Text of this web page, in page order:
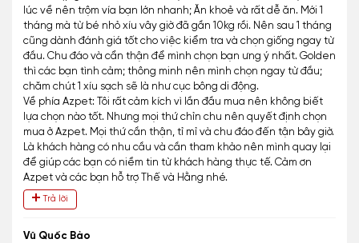
lúc về nên trộm vía bạn lớn nhanh; Ăn khoẻ và rất dễ ăn. Mới 1
tháng mà từ bé nhỏ xíu vây giờ đã gần 10kg rồi. Nên sau 1 tháng
cũng dành đánh giá tốt cho việc kiểm tra và chọn giống ngay từ
đầu. Chu đáo và cẩn thận để mình chọn bạn ưng ý nhất. Golden
thì các bạn tình cảm; thông minh nên mình chọn ngay từ đầu;
chăm chút 1 xíu sạch sẽ là như cục bông di động.
Về phía Azpet: Tôi rất cảm kích vì lần đầu mua nên không biết
lựa chọn nào tốt. Nhưng mọi thứ chỉn chu nên quyết định chọn
mua ở Azpet. Mọi thứ cần thận, tỉ mỉ và chu đáo đến tận bây giờ.
Là khách hàng có nhu cầu và cần tham khảo nên mình quay lại
để giúp các bạn có niềm tin từ khách hàng thực tế. Cảm ơn
Azpet và các bạn hỗ trợ Thế và Hằng nhé.
Trả lời
Vũ Quốc Bảo